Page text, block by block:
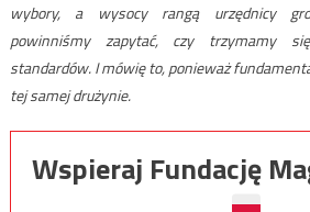
wybory, a wysocy rangą urzędnicy
powinniśmy zapytać, czy trzymamy
standardów. I mówię to, ponieważ
tej samej drużynie.
Wspieraj Fundację